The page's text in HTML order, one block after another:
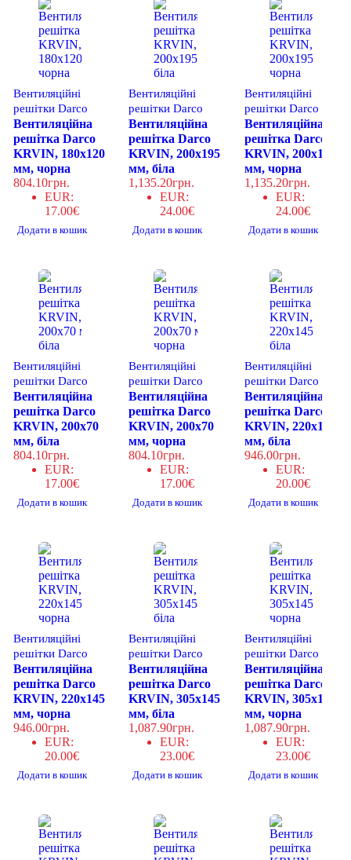
Вентиляційні
решітки Darco
Вентиляційна
решітка Darco
KRVIN, 180x120
мм, чорна
804.10грн.
EUR:
17.00€
Додати в кошик
Вентиляційні
решітки Darco
Вентиляційна
решітка Darco
KRVIN, 200x195
мм, біла
1,135.20грн.
EUR:
24.00€
Додати в кошик
Вентиляційні
решітки Darco
Вентиляційна
решітка Darco
KRVIN, 200x195
мм, чорна
1,135.20грн.
EUR:
24.00€
Додати в кошик
Вентиляційні
решітки Darco
Вентиляційна
решітка Darco
KRVIN, 200x70
мм, біла
804.10грн.
EUR:
17.00€
Додати в кошик
Вентиляційні
решітки Darco
Вентиляційна
решітка Darco
KRVIN, 200x70
мм, чорна
804.10грн.
EUR:
17.00€
Додати в кошик
Вентиляційні
решітки Darco
Вентиляційна
решітка Darco
KRVIN, 220x145
мм, біла
946.00грн.
EUR:
20.00€
Додати в кошик
Вентиляційні
решітки Darco
Вентиляційна
решітка Darco
KRVIN, 220x145
мм, чорна
946.00грн.
EUR:
20.00€
Додати в кошик
Вентиляційні
решітки Darco
Вентиляційна
решітка Darco
KRVIN, 305x145
мм, біла
1,087.90грн.
EUR:
23.00€
Додати в кошик
Вентиляційні
решітки Darco
Вентиляційна
решітка Darco
KRVIN, 305x145
мм, чорна
1,087.90грн.
EUR:
23.00€
Додати в кошик